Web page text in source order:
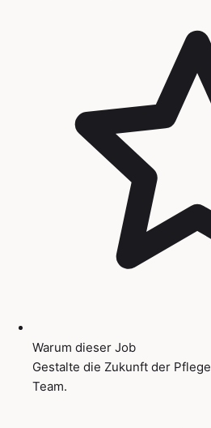
Warum dieser Job
Gestalte die Zukunft der
Team.